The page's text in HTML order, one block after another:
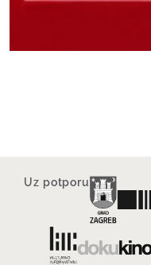
Uz potporu